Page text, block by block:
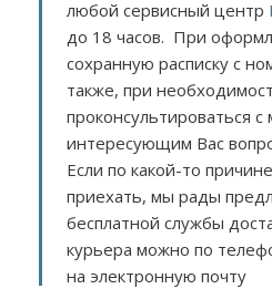
любой сервисный центр
до 18 часов. При
сохранную расписку с
также, при
проконсультироваться
интересующим Вас
Если по какой-то
приехать, мы рады
бесплатной службы
курьера можно по
на электронную почту